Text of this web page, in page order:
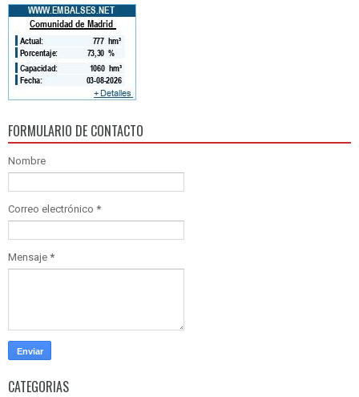
FORMULARIO DE CONTACTO
Nombre
Correo electrónico *
Mensaje *
CATEGORIAS